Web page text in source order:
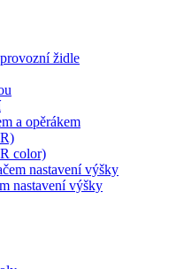
židle
a opěrákem
color)
nastavení výšky
nastavení výšky